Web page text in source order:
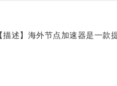
】海外节点加速器是一款